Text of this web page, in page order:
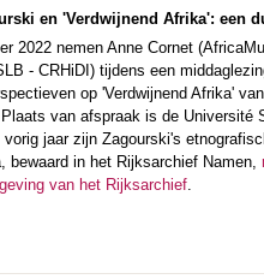
en 'Verdwijnend Afrika': een
2022 nemen Anne Cornet
- CRHiDI) tijdens een
op 'Verdwijnend Afrika'
van afspraak is de Université
vorig jaar zijn Zagourski's
bewaard in het Rijksarchief Namen,
van het Rijksarchief.